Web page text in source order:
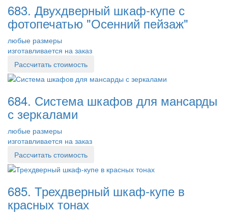
683. Двухдверный шкаф-купе с
фотопечатью "Осенний пейзаж"
любые размеры
изготавливается на заказ
Рассчитать стоимость
684. Система шкафов для мансарды
с зеркалами
любые размеры
изготавливается на заказ
Рассчитать стоимость
685. Трехдверный шкаф-купе в
красных тонах